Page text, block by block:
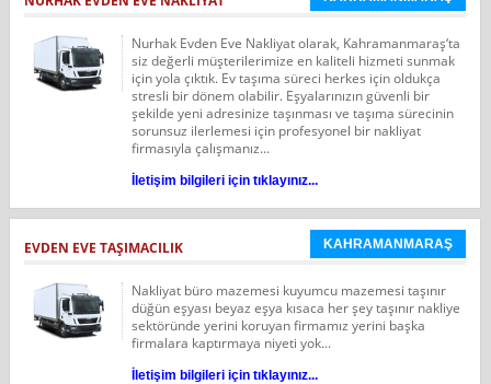
Nurhak Evden Eve Nakliyat olarak, Kahramanmaraş‘ta
siz değerli müşterilerimize en kaliteli hizmeti sunmak
için yola çıktık. Ev taşıma süreci herkes için oldukça
stresli bir dönem olabilir. Eşyalarınızın güvenli bir
şekilde yeni adresinize taşınması ve taşıma sürecinin
sorunsuz ilerlemesi için profesyonel bir nakliyat
firmasıyla çalışmanız...
İletişim bilgileri için tıklayınız...
EVDEN EVE TAŞIMACILIK KAHRAMANMARAŞ
Nakliyat büro mazemesi kuyumcu mazemesi taşınır
düğün eşyası beyaz eşya kısaca her şey taşınır nakliye
sektöründe yerini koruyan firmamız yerini başka
firmalara kaptırmaya niyeti yok...
İletişim bilgileri için tıklayınız...